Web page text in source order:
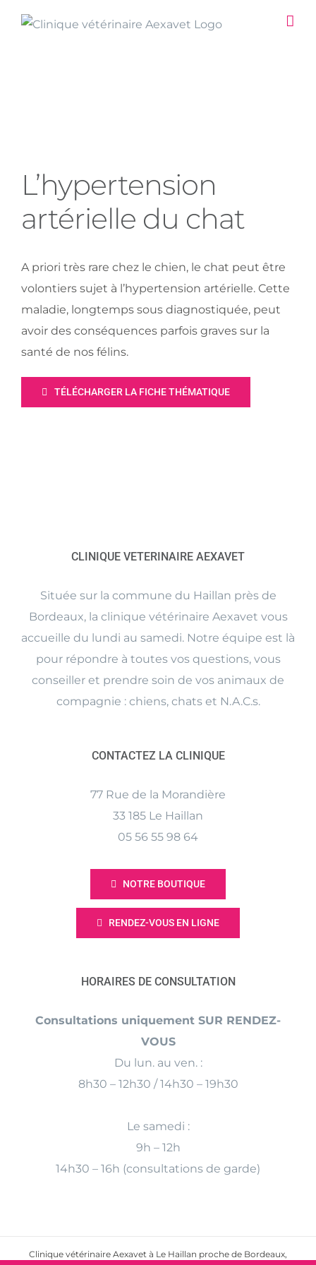
Larger
Image
L’hypertension
artérielle du chat
A priori très rare chez le chien, le chat peut être
volontiers sujet à l’hypertension artérielle. Cette
maladie, longtemps sous diagnostiquée, peut
avoir des conséquences parfois graves sur la
santé de nos félins.
TÉLÉCHARGER LA FICHE THÉMATIQUE
CLINIQUE VETERINAIRE AEXAVET
Située sur la commune du Haillan près de
Bordeaux, la clinique vétérinaire Aexavet vous
accueille du lundi au samedi. Notre équipe est là
pour répondre à toutes vos questions, vous
conseiller et prendre soin de vos animaux de
compagnie : chiens, chats et N.A.C.s.
CONTACTEZ LA CLINIQUE
77 Rue de la Morandière
33 185 Le Haillan
05 56 55 98 64
NOTRE BOUTIQUE
RENDEZ-VOUS EN LIGNE
HORAIRES DE CONSULTATION
Consultations uniquement SUR RENDEZ-
VOUS
Du lun. au ven. :
8h30 – 12h30 / 14h30 – 19h30
Le samedi :
9h – 12h
14h30 – 16h (consultations de garde)
Clinique vétérinaire Aexavet à Le Haillan proche de Bordeaux,